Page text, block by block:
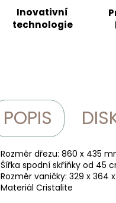
Inovativní
technologie
POPIS
Rozměr dřezu: 860 x 435
Šířka spodní skříňky od 45
Rozměr vaničky: 329 x 364
Materiál Cristalite